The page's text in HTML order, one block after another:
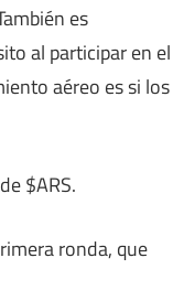
es
al participar en el
aéreo es si los
$ARS.
ronda, que